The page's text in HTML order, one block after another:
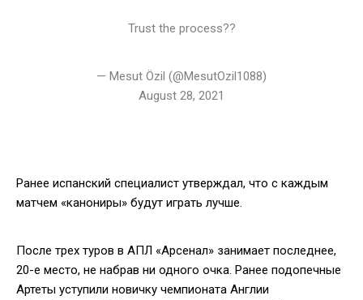
Trust the process??
— Mesut Özil (@MesutOzil1088)
August 28, 2021
Ранее испанский специалист утверждал, что с каждым
матчем «канониры» будут играть лучше.
После трех туров в АПЛ «Арсенал» занимает последнее,
20-е место, не набрав ни одного очка. Ранее подопечные
Артеты уступили новичку чемпионата Англии